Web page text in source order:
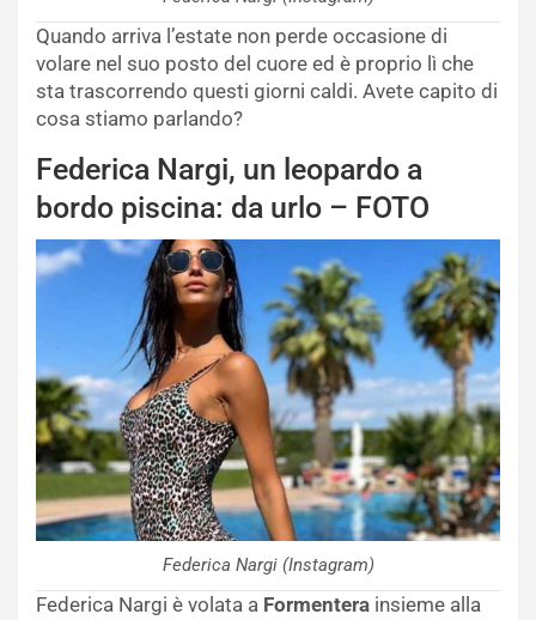
Quando arriva l’estate non perde occasione di
volare nel suo posto del cuore ed è proprio lì che
sta trascorrendo questi giorni caldi. Avete capito di
cosa stiamo parlando?
Federica Nargi, un leopardo a
bordo piscina: da urlo – FOTO
Federica Nargi (Instagram)
Federica Nargi è volata a Formentera insieme alla